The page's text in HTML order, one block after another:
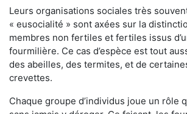
Leurs organisations sociales très
« eusocialité » sont axées sur la
membres non fertiles et fertiles issus
fourmilière. Ce cas d’espèce est tout
des abeilles, des termites, et de
crevettes.
Chaque groupe d’individus joue un rôle